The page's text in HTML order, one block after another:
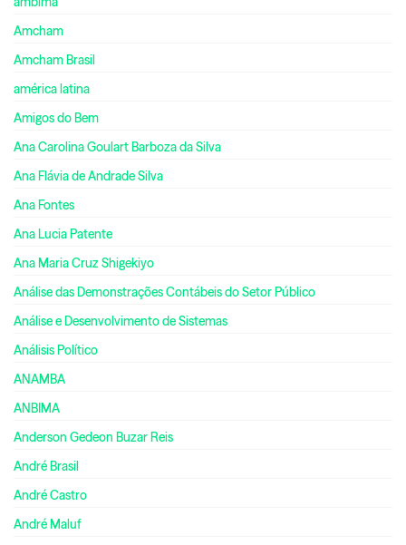
Amcham
Amcham Brasil
américa latina
Amigos do Bem
Ana Carolina Goulart Barboza da Silva
Ana Flávia de Andrade Silva
Ana Fontes
Ana Lucia Patente
Ana Maria Cruz Shigekiyo
Análise das Demonstrações Contábeis do Setor Público
Análise e Desenvolvimento de Sistemas
Análisis Político
ANAMBA
ANBIMA
Anderson Gedeon Buzar Reis
André Brasil
André Castro
André Maluf